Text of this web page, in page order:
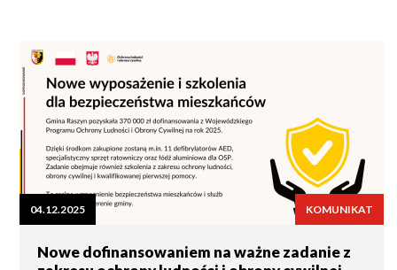
04.12.2025 KOMUNIKAT
Nowe dofinansowaniem na ważne zadanie z